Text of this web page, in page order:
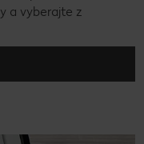
a vyberajte z